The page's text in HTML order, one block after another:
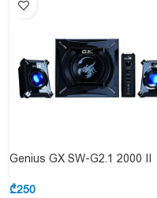
Genius GX SW-G2.1 2000 II
₾250